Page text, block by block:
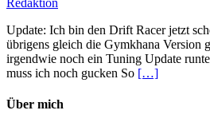
Update: Ich bin den Drift Racer jetzt
übrigens gleich die Gymkhana Version
irgendwie noch ein Tuning Update
muss ich noch gucken So […]
Über mich